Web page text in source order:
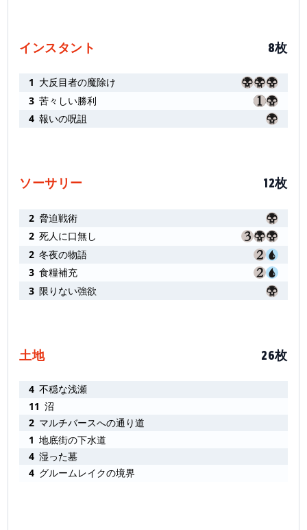
インスタント 8枚
1 大反目者の魔除け
3 苦々しい勝利
4 報いの呪詛
ソーサリー 12枚
2 脅迫戦術
2 死人に口無し
2 冬夜の物語
3 食糧補充
3 限りない強欲
土地 26枚
4 不穏な浅瀬
11 沼
2 マルチバースへの通り道
1 地底街の下水道
4 湿った墓
4 グルームレイクの境界